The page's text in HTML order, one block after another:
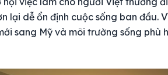
lại dễ ổn định cuộc sống ban đầu.
sang Mỹ và môi trường sống phù